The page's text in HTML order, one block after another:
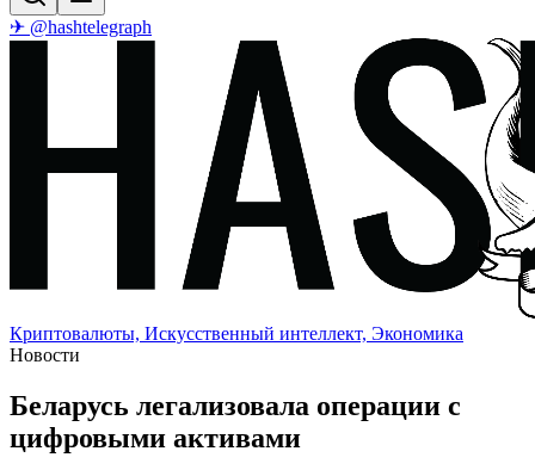
✈ @hashtelegraph
Криптовалюты, Искусственный интеллект, Экономика
Новости
Беларусь легализовала операции с
цифровыми активами